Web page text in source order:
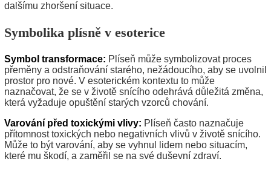
dalšímu zhoršení situace.
Symbolika plísně v esoterice
Symbol transformace: Plíseň může symbolizovat proces
přeměny a odstraňování starého, nežádoucího, aby se uvolnil
prostor pro nové. V esoterickém kontextu to může
naznačovat, že se v životě snícího odehrává důležitá změna,
která vyžaduje opuštění starých vzorců chování.
Varování před toxickými vlivy: Plíseň často naznačuje
přítomnost toxických nebo negativních vlivů v životě snícího.
Může to být varování, aby se vyhnul lidem nebo situacím,
které mu škodí, a zaměřil se na své duševní zdraví.